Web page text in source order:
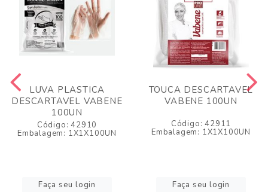
LUVA PLASTICA
DESCARTAVEL VABENE
100UN
Código: 42910
Embalagem: 1X1X100UN
Faça seu login
TOUCA DESCARTAVEL
VABENE 100UN
Código: 42911
Embalagem: 1X1X100UN
Faça seu login